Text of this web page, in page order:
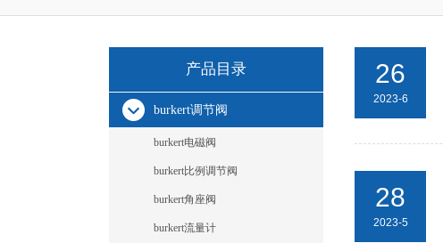
产品目录
burkert调节阀
burkert电磁阀
burkert比例调节阀
burkert角座阀
burkert流量计
26
2023-6
28
2023-5